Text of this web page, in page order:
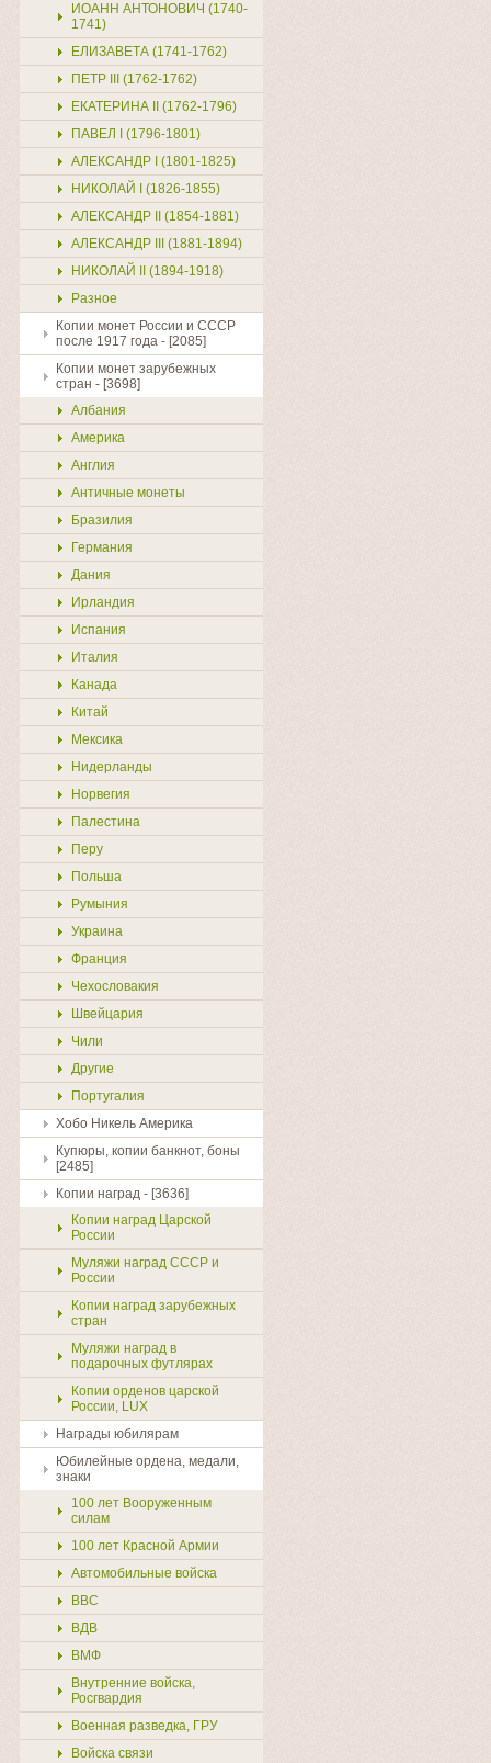
ИОАНН АНТОНОВИЧ (1740-
1741)
ЕЛИЗАВЕТА (1741-1762)
ПЕТР III (1762-1762)
ЕКАТЕРИНА II (1762-1796)
ПАВЕЛ I (1796-1801)
АЛЕКСАНДР I (1801-1825)
НИКОЛАЙ I (1826-1855)
АЛЕКСАНДР II (1854-1881)
АЛЕКСАНДР III (1881-1894)
НИКОЛАЙ II (1894-1918)
Разное
Копии монет России и СССР
после 1917 года - [2085]
Копии монет зарубежных
стран - [3698]
Албания
Америка
Англия
Античные монеты
Бразилия
Германия
Дания
Ирландия
Испания
Италия
Канада
Китай
Мексика
Нидерланды
Норвегия
Палестина
Перу
Польша
Румыния
Украина
Франция
Чехословакия
Швейцария
Чили
Другие
Португалия
Хобо Никель Америка
Купюры, копии банкнот, боны
[2485]
Копии наград - [3636]
Копии наград Царской
России
Муляжи наград СССР и
России
Копии наград зарубежных
стран
Муляжи наград в
подарочных футлярах
Копии орденов царской
России, LUX
Награды юбилярам
Юбилейные ордена, медали,
знаки
100 лет Вооруженным
силам
100 лет Красной Армии
Автомобильные войска
ВВС
ВДВ
ВМФ
Внутренние войска,
Росгвардия
Военная разведка, ГРУ
Войска связи